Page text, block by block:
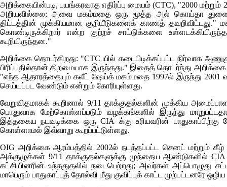
அறிக்கையின்படி, பயங்கரவாத எதிர்ப்பு மையம் (CTC), "2000
அறியவில்லை; அவை மகம்மதை ஒரு மூத்த அல் கொய்தா
திட்டத்தின் முக்கியமான குறியீடுகளைக் காணத் தவறிவிட்டது."
கொண்டிருக்கிறார் என்ற குற்றச் சாட்டுக்களை
கூறியிருந்தன."
அறிக்கை தொடர்கிறது: "CTC யில் கடைபிடிக்கப்பட்ட நிர்வாக
பிரிப்பதில்தான் திறமையாக இருந்தது." இதைத் தொடர்ந்து
"எந்த ஆதாரத்தையும் கலீட் ஷேய்க் மகம்மதை 1997ல் இருந்து 2001
செய்யப்பட வேண்டும் என்றும் கோரியுள்ளது.
வேறுவிதமாகக் கூறினால் 9/11 தாக்குதல்களின் முக்கிய
பொதுவாக மேற்கொள்ளப்படும் வழக்கங்களில் இருந்து
இத்தகைய நடவடிக்கை ஒருCIA
க்கு உரியவரின்
கொள்ளாமல் இவ்வாறு கூறப்பட்டுள்ளது.
OIG அறிக்கை ஆரம்பத்தில் 2002ல் நடத்தப்பட்ட செனட் மற்றும் கீழ்
அக்குழுக்கள் 9/11 தாக்குதல்களுக்கு முந்தைய ஆண்டுகளில்
கட்சியினரின் உந்ததுதலில் நடைபெற்றது; அவர்கள் அப்பொழுது
மாபெரும் பாதுகாப்புத் தோல்வி மீது குவிப்புக் காட்ட முற்பட்டனரே